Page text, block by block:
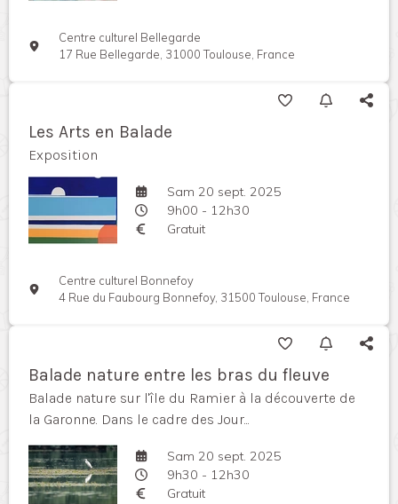
Centre culturel Bellegarde
17 Rue Bellegarde, 31000 Toulouse, France
Les Arts en Balade
Exposition
Sam 20 sept. 2025
9h00 - 12h30
Gratuit
Centre culturel Bonnefoy
4 Rue du Faubourg Bonnefoy, 31500 Toulouse, France
Balade nature entre les bras du fleuve
Balade nature sur l'île du Ramier à la découverte de
la Garonne. Dans le cadre des Jour...
Sam 20 sept. 2025
9h30 - 12h30
Gratuit